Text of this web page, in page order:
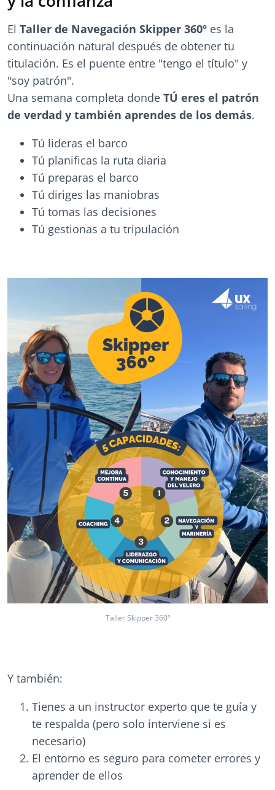
El Taller de Navegación Skipper 360º es la
continuación natural después de obtener tu
titulación. Es el puente entre "tengo el título" y
"soy patrón".
Una semana completa donde TÚ eres el patrón
de verdad y también aprendes de los demás.
Tú lideras el barco
Tú planificas la ruta diaria
Tú preparas el barco
Tú diriges las maniobras
Tú tomas las decisiones
Tú gestionas a tu tripulación
Taller Skipper 360º
Y también:
Tienes a un instructor experto que te guía y
te respalda (pero solo interviene si es
necesario)
El entorno es seguro para cometer errores y
aprender de ellos